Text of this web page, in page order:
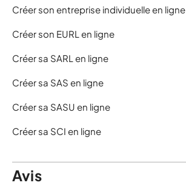
Créer son entreprise individuelle en ligne
Créer son EURL en ligne
Créer sa SARL en ligne
Créer sa SAS en ligne
Créer sa SASU en ligne
Créer sa SCI en ligne
Avis